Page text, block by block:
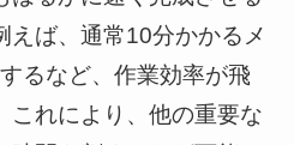
えば、通常10分かかるメ
るなど、作業効率が飛
これにより、他の重要な